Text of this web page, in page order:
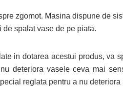
zgomot. Masina dispune de
spalat vase de pe piata.
in dotarea acestui produs, va
deteriora vasele ceva mai
reglata pentru a nu deteriora